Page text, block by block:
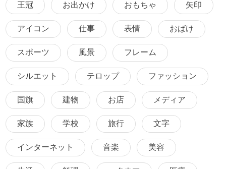
王冠 お出かけ おもちゃ 矢印
アイコン 仕事 表情 おばけ
スポーツ 風景 フレーム
シルエット テロップ ファッション
国旗 建物 お店 メディア
家族 学校 旅行 文字
インターネット 音楽 美容